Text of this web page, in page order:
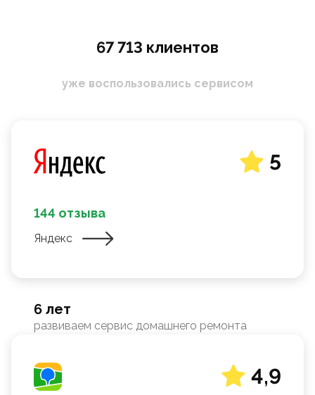
67 713 клиентов
уже воспользовались сервисом
5
144 отзыва
Яндекс
6 лет
развиваем сервис домашнего ремонта
4,9